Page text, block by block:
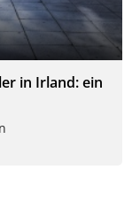
in Irland: ein